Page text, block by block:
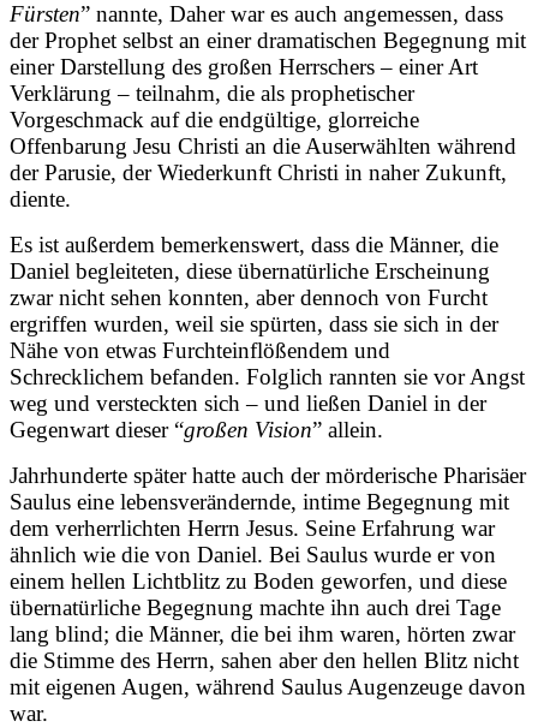
Fürsten” nannte, Daher war es auch angemessen, dass
der Prophet selbst an einer dramatischen Begegnung mit
einer Darstellung des großen Herrschers – einer Art
Verklärung – teilnahm, die als prophetischer
Vorgeschmack auf die endgültige, glorreiche
Offenbarung Jesu Christi an die Auserwählten während
der Parusie, der Wiederkunft Christi in naher Zukunft,
diente.
Es ist außerdem bemerkenswert, dass die Männer, die
Daniel begleiteten, diese übernatürliche Erscheinung
zwar nicht sehen konnten, aber dennoch von Furcht
ergriffen wurden, weil sie spürten, dass sie sich in der
Nähe von etwas Furchteinflößendem und
Schrecklichem befanden. Folglich rannten sie vor Angst
weg und versteckten sich – und ließen Daniel in der
Gegenwart dieser “großen Vision” allein.
Jahrhunderte später hatte auch der mörderische Pharisäer
Saulus eine lebensverändernde, intime Begegnung mit
dem verherrlichten Herrn Jesus. Seine Erfahrung war
ähnlich wie die von Daniel. Bei Saulus wurde er von
einem hellen Lichtblitz zu Boden geworfen, und diese
übernatürliche Begegnung machte ihn auch drei Tage
lang blind; die Männer, die bei ihm waren, hörten zwar
die Stimme des Herrn, sahen aber den hellen Blitz nicht
mit eigenen Augen, während Saulus Augenzeuge davon
war.